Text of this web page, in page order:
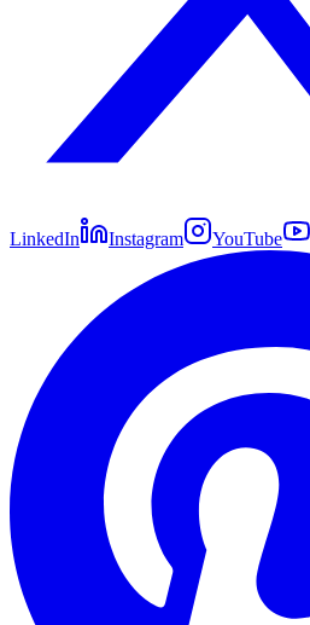
LinkedIn Instagram YouTube